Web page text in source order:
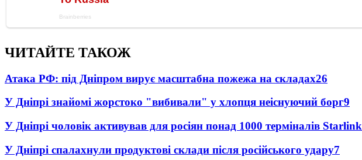
ЧИТАЙТЕ ТАКОЖ
Атака РФ: під Дніпром вирує масштабна пожежа на складах26
У Дніпрі знайомі жорстоко "вибивали" у хлопця неіснуючий борг9
У Дніпрі чоловік активував для росіян понад 1000 терміналів Starlink
У Дніпрі спалахнули продуктові склади після російського удару7